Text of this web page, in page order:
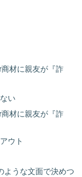
材に親友が『詐
い
材に親友が『詐
ウト
ような文面で決めつ